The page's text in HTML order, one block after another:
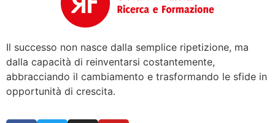
Il successo non nasce dalla semplice ripetizione, ma
dalla capacità di reinventarsi costantemente,
abbracciando il cambiamento e trasformando le sfide in
opportunità di crescita.